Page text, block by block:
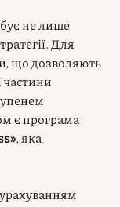
не лише
Для
що дозволяють
частини
є програма
, яка